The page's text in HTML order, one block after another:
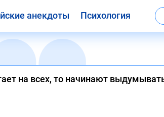
анекдоты Психология
на всех, то начинают